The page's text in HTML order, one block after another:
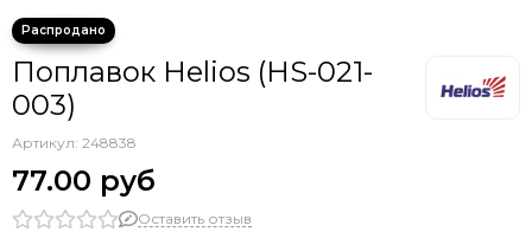
Поплавок Helios (HS-021-
003)
Артикул: 248838
77.00 руб
Оставить отзыв